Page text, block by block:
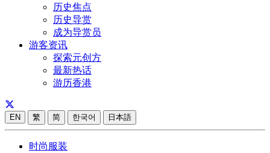
历史焦点
历史导赏
成为导赏员
游客资讯
探索元创方
最新热话
游历香港
EN 繁 简 한국어 日本語
时尚服装